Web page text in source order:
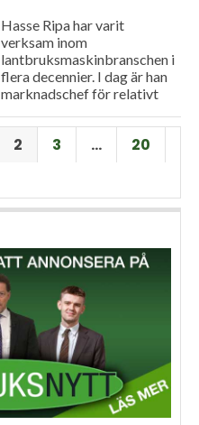
Hasse Ripa har varit
verksam inom
lantbruksmaskinbranschen i
flera decennier. I dag är han
marknadschef för relativt
Machinery med
huvudagenturen Claas. Hur
går det för Swedish Agro
2 3 …
20